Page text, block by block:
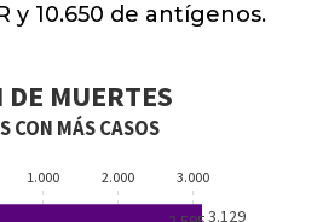
y 10.650 de antígenos.